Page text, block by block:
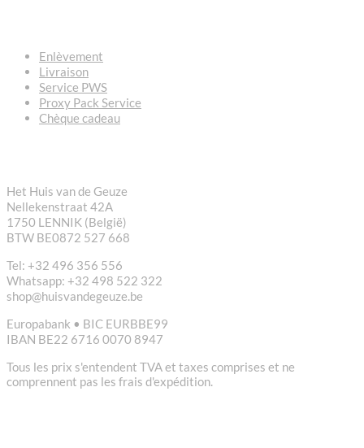
Enlèvement
Livraison
Service PWS
Proxy Pack Service
Chèque cadeau
Het Huis van de Geuze
Nellekenstraat 42A
1750 LENNIK (België)
BTW BE0872 527 668
Tel: +32 496 356 556
Whatsapp: +32 498 522 322
shop@huisvandegeuze.be
Europabank • BIC EURBBE99
IBAN BE22 6716 0070 8947
Tous les prix s'entendent TVA et taxes comprises et ne
comprennent pas les frais d'expédition.